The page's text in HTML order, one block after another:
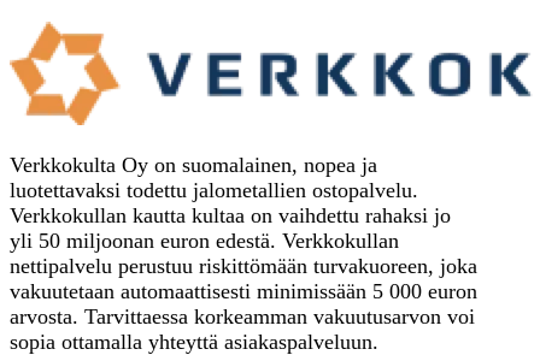
Verkkokulta Oy on suomalainen, nopea ja
luotettavaksi todettu jalometallien ostopalvelu.
Verkkokullan kautta kultaa on vaihdettu rahaksi jo
yli 50 miljoonan euron edestä. Verkkokullan
nettipalvelu perustuu riskittömään turvakuoreen, joka
vakuutetaan automaattisesti minimissään 5 000 euron
arvosta. Tarvittaessa korkeamman vakuutusarvon voi
sopia ottamalla yhteyttä asiakaspalveluun.